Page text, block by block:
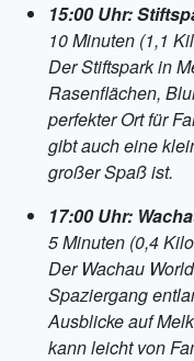
15:00 Uhr:
10 Minuten (1,1
Der Stiftspark in
Rasenflächen,
perfekter Ort für
gibt auch eine
großer Spaß ist.
17:00 Uhr:
5 Minuten (0,4
Der Wachau
Spaziergang
Ausblicke auf
kann leicht von